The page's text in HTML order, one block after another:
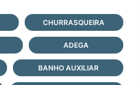
CHURRASQUEIRA
ADEGA
BANHO AUXILIAR